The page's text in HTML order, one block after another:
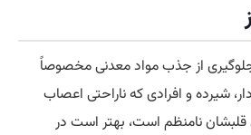
از جذب مواد معدنی مخصوصاً
شیرده و افرادی که ناراحتی اعصاب
قلبشان نامنظم است، بهتر است در